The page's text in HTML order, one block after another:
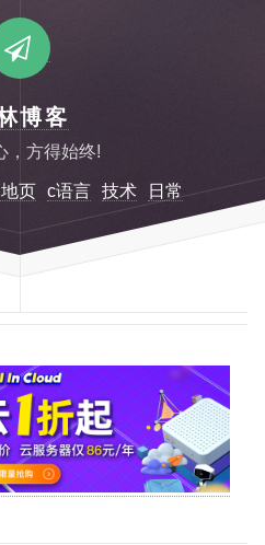
博客
，方得始终!
页 c语言 技术 日常